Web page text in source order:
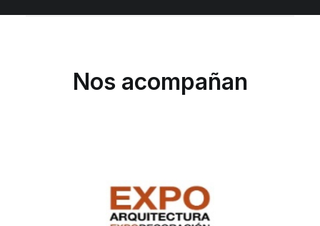
Nos acompañan